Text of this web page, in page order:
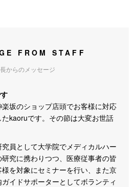
FROM STAFF
からのメッセージ
坂のショップ店頭でお客様に対応
kaoruです。その節は大変お世話
員として大学院でメディカルハー
究に携わりつつ、医療従事者の皆
を対象にセミナーを行い、また京
イドサポーターとしてボランティ